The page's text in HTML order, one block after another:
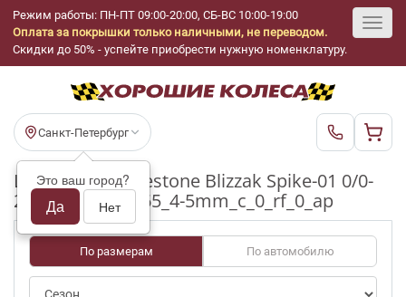
Режим работы: ПН-ПТ 09:00-20:00, СБ-ВС 10:00-19:00
Оплата за покрышки только наличными, не переводом.
Скидки до 50% - успейте приобрести нужную номенклатуру.
Санкт-Петербург
Это ваш город?
Да Нет
Шины бу Bridgestone Blizzak Spike-01 0/0-
25pct R17_245_65_4-5mm_c_0_rf_0_ap
По размерам По автомобилю